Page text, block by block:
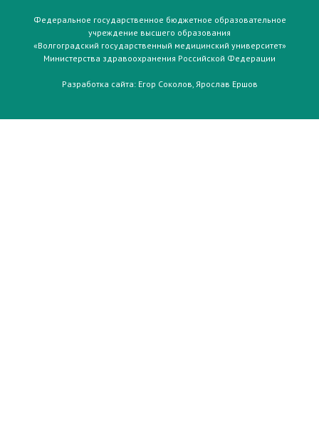
Федеральное государственное бюджетное образовательное
учреждение высшего образования
«Волгоградский государственный медицинский университет»
Министерства здравоохранения Российской Федерации
Разработка сайта: Егор Соколов, Ярослав Ершов